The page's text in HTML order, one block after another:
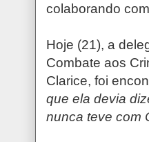
colaborando
Hoje (21), a
Combate aos
Clarice, foi
que ela devia
nunca teve com